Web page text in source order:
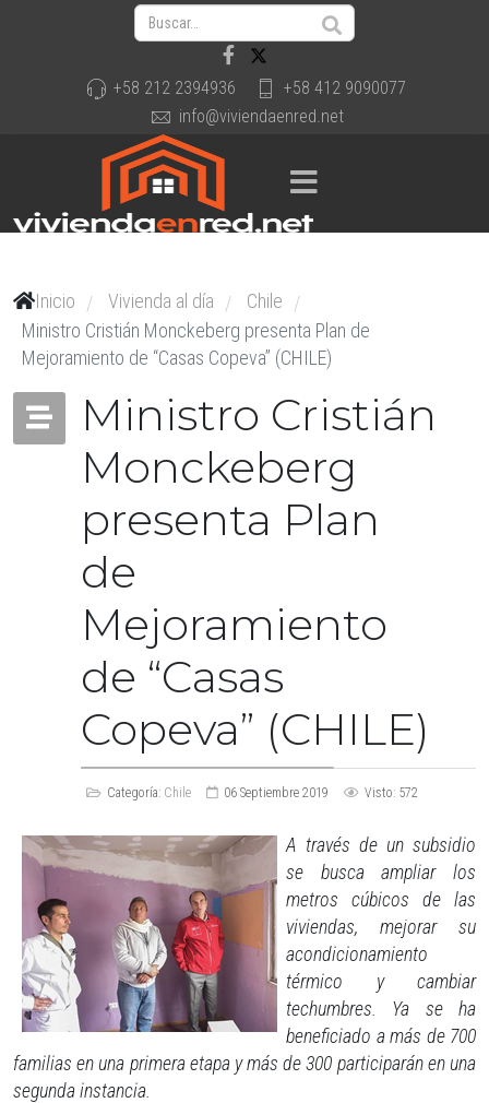
+58 212 2394936
+58 412 9090077
info@viviendaenred.net
Inicio / Vivienda al día / Chile /
Ministro Cristián Monckeberg presenta Plan de
Mejoramiento de “Casas Copeva” (CHILE)
Ministro Cristián
Monckeberg
presenta Plan
de
Mejoramiento
de “Casas
Copeva” (CHILE)
Categoría: Chile 06 Septiembre 2019 Visto: 572
A través de un subsidio
se busca ampliar los
metros cúbicos de las
viviendas, mejorar su
acondicionamiento
térmico y cambiar
techumbres. Ya se ha
beneficiado a más de 700
familias en una primera etapa y más de 300 participarán en una
segunda instancia.